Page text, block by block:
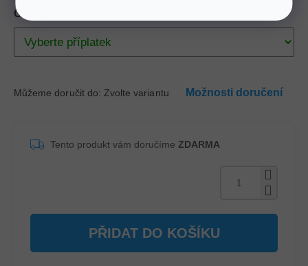
Chci odvézt starou matraci
Můžeme doručit do: Zvolte variantu Možnosti doručení
PŘIDAT DO KOŠÍKU
Tento produkt vám doručíme ZDARMA